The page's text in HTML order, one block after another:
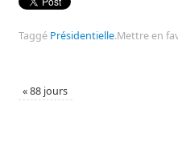
Taggé Présidentielle.Mettre en
«88 jours